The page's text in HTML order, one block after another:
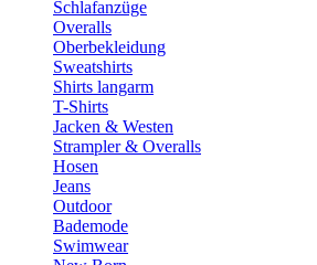
Schlafanzüge
Overalls
Oberbekleidung
Sweatshirts
Shirts langarm
T-Shirts
Jacken & Westen
Strampler & Overalls
Hosen
Jeans
Outdoor
Bademode
Swimwear